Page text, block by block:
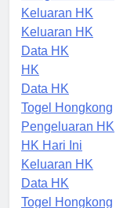
Pengeluaran HK
Keluaran HK
Keluaran HK
Data HK
HK
Data HK
Togel Hongkong
Pengeluaran HK
HK Hari Ini
Keluaran HK
Data HK